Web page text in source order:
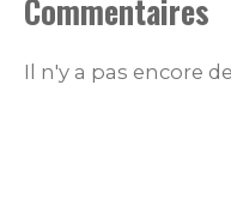
Commentaires
Il n'y a pas encore